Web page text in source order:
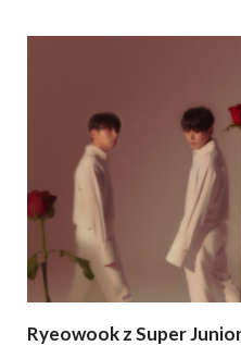
Ryeowook z Super